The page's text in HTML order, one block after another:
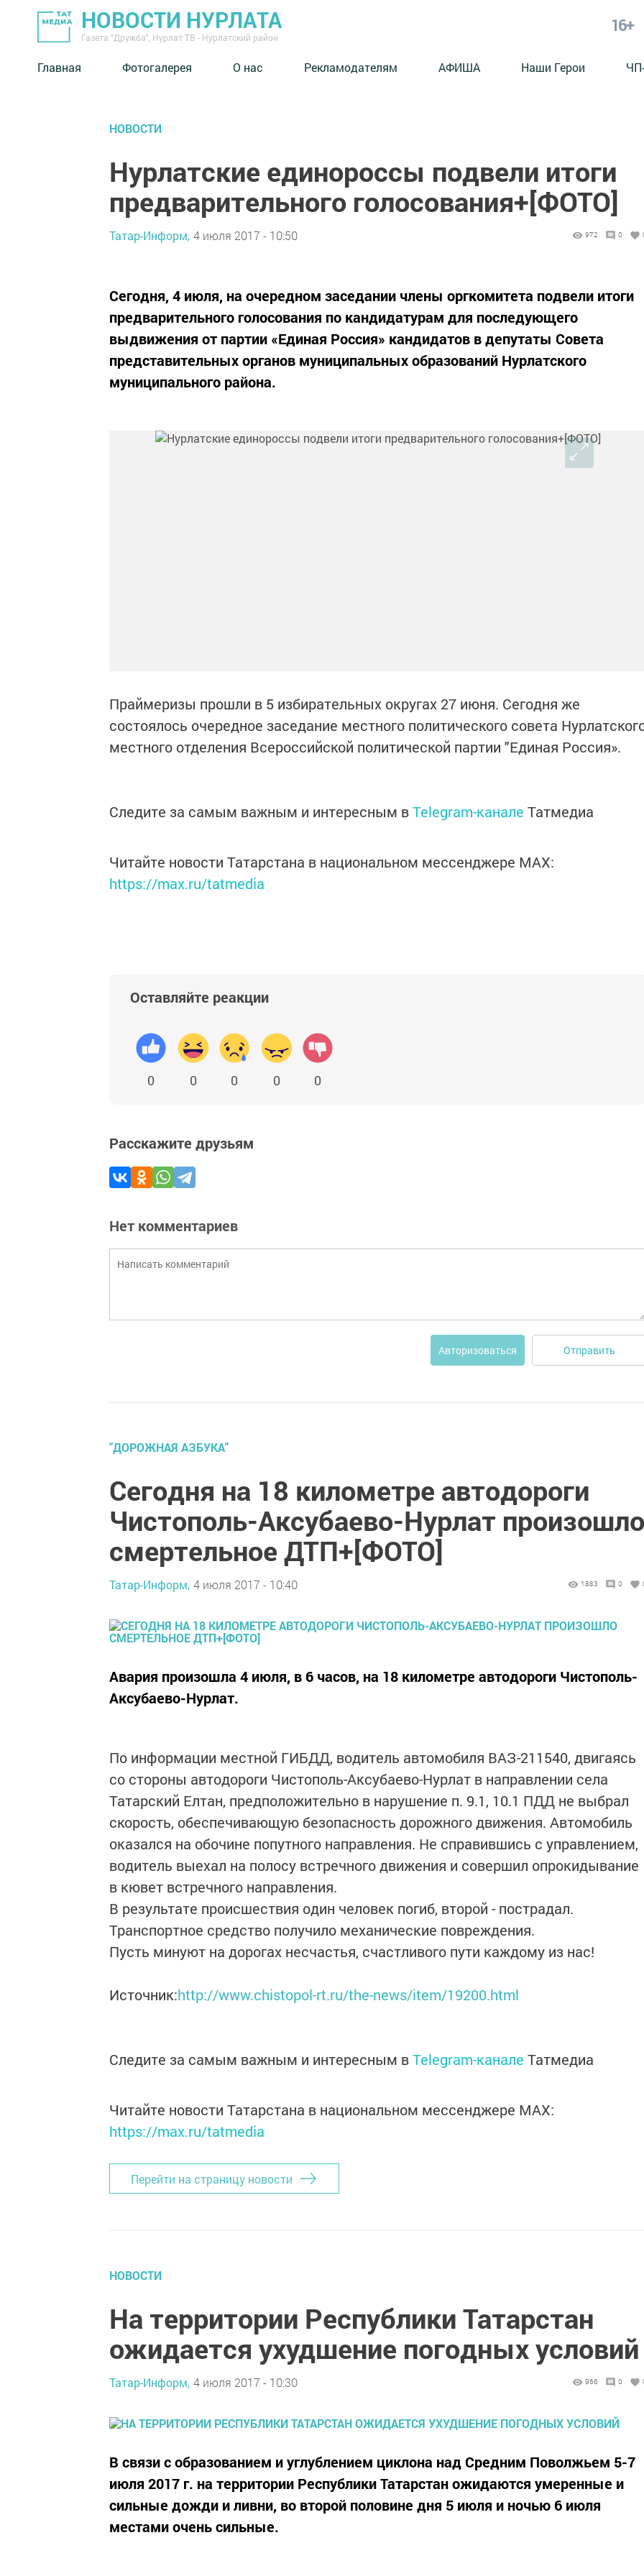
НОВОСТИ НУРЛАТА
Газета "Дружба", Нурлат ТВ - Нурлатский район
16+
Главная Фотогалерея О нас Рекламодателям АФИША Наши Герои
НОВОСТИ
Нурлатские единороссы подвели итоги
предварительного голосования+[ФОТО]
Татар-Информ, 4 июля 2017 - 10:50 972 0
Сегодня, 4 июля, на очередном заседании члены оргкомитета подвели итоги
предварительного голосования по кандидатурам для последующего
выдвижения от партии «Единая Россия» кандидатов в депутаты Совета
представительных органов муниципальных образований Нурлатского
муниципального района.
Праймеризы прошли в 5 избирательных округах 27 июня. Сегодня же
состоялось очередное заседание местного политического совета
местного отделения Всероссийской политической партии "Единая Россия».
Следите за самым важным и интересным вTelegram-канале Татмедиа
Читайте новости Татарстана в национальном мессенджере MАХ:
https://max.ru/tatmedia
Оставляйте реакции
0 0 0 0 0
Расскажите друзьям
Нет комментариев
Авторизоваться Отправить
"ДОРОЖНАЯ АЗБУКА"
Сегодня на 18 километре автодороги
Чистополь-Аксубаево-Нурлат произошло
смертельное ДТП+[ФОТО]
Татар-Информ, 4 июля 2017 - 10:40 1883 0
Авария произошла 4 июля, в 6 часов, на 18 километре автодороги Чистополь-
Аксубаево-Нурлат.
По информации местной ГИБДД, водитель автомобиля ВАЗ-211540, двигаясь
со стороны автодороги Чистополь-Аксубаево-Нурлат в направлении села
Татарский Елтан, предположительно в нарушение п. 9.1, 10.1 ПДД не выбрал
скорость, обеспечивающую безопасность дорожного движения. Автомобиль
оказался на обочине попутного направления. Не справившись с управлением,
водитель выехал на полосу встречного движения и совершил опрокидывание
в кювет встречного направления.
В результате происшествия один человек погиб, второй - пострадал.
Транспортное средство получило механические повреждения.
Пусть минуют на дорогах несчастья, счастливого пути каждому из нас!
Источник:http://www.chistopol-rt.ru/the-news/item/19200.html
Следите за самым важным и интересным вTelegram-канале Татмедиа
Читайте новости Татарстана в национальном мессенджере MАХ:
https://max.ru/tatmedia
Перейти на страницу новости
НОВОСТИ
На территории Республики Татарстан
ожидается ухудшение погодных условий
Татар-Информ, 4 июля 2017 - 10:30 966 0
В связи с образованием и углублением циклона над Средним Поволжьем 5-7
июля 2017 г. на территории Республики Татарстан ожидаются умеренные и
сильные дожди и ливни, во второй половине дня 5 июля и ночью 6 июля
местами очень сильные.